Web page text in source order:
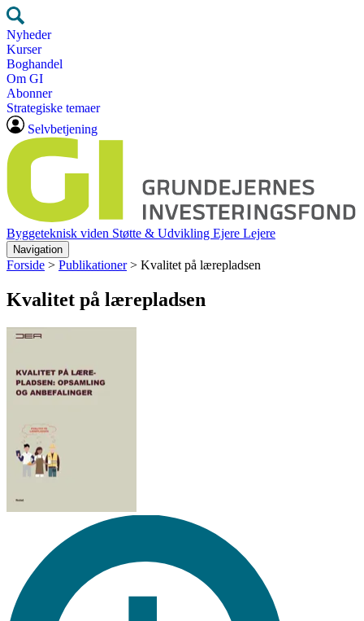
Nyheder
Kurser
Boghandel
Om GI
Abonner
Strategiske temaer
Selvbetjening
Byggeteknisk viden Støtte & Udvikling Ejere Lejere
Navigation
Forside > Publikationer > Kvalitet på lærepladsen
Kvalitet på lærepladsen